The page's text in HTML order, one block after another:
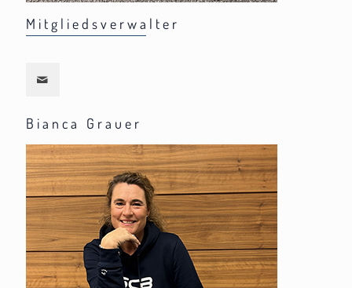
Mitgliedsverwalter
Bianca Grauer